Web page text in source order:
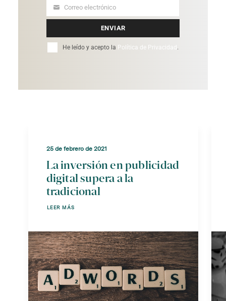
Your
Correo electrónico
ENVIAR
He leído y acepto la Política de Privacidad .
25 de febrero de 2021
La inversión en publicidad
digital supera a la
tradicional
LEER MÁS